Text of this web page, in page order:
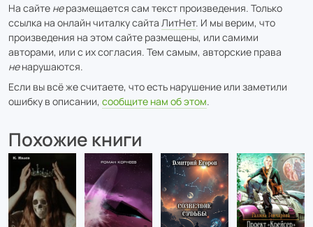
На сайте неразмещается сам текст произведения. Только
ссылка на онлайн читалку сайта ЛитНет. И мы верим, что
произведения на этом сайте размещены, или самими
авторами, или с их согласия. Тем самым, авторские права
ненарушаются.
Если вы всё же считаете, что есть нарушение или заметили
ошибку в описании, сообщите нам об этом.
Похожие книги